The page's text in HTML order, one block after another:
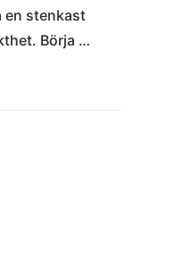
en stenkast
Börja
unna dig en
att göra
från